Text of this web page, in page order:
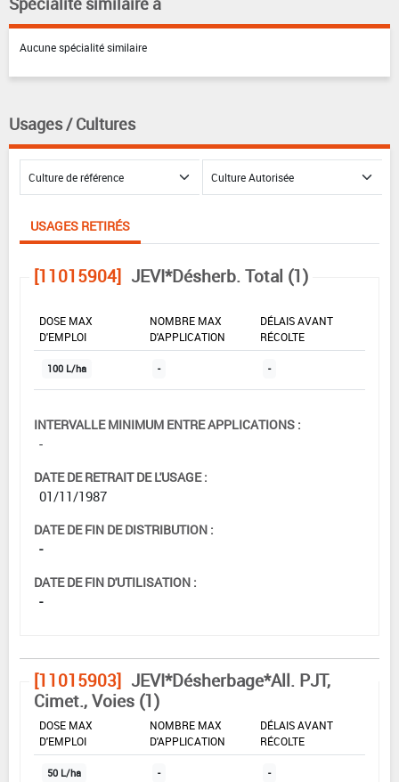
Aucune spécialité similaire
Usages / Cultures
USAGES RETIRÉS
[11015904] JEVI*Désherb. Total (1)
DOSE MAX
D'EMPLOI
NOMBRE MAX
D'APPLICATION
DÉLAIS AVANT
RÉCOLTE
100 L/ha - -
INTERVALLE MINIMUM ENTRE APPLICATIONS :
-
DATE DE RETRAIT DE L'USAGE :
01/11/1987
DATE DE FIN DE DISTRIBUTION :
-
DATE DE FIN D'UTILISATION :
-
[11015903] JEVI*Désherbage*All. PJT,
Cimet., Voies (1)
DOSE MAX
D'EMPLOI
NOMBRE MAX
D'APPLICATION
DÉLAIS AVANT
RÉCOLTE
50 L/ha - -